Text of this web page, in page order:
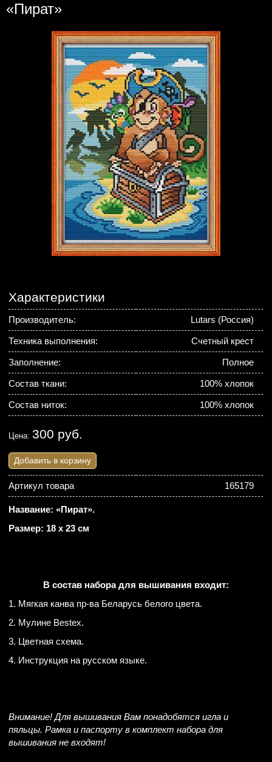
«Пират»
Характеристики
Производитель: Lutars (Россия)
Техника выполнения: Счетный крест
Заполнение: Полное
Состав ткани: 100% хлопок
Состав ниток: 100% хлопок
Цена:300 руб.
Добавить в корзину
Артикул товара 165179
Название: «Пират».
Размер: 18 х 23 см
В состав набора для вышивания входит:
1. Мягкая канва пр-ва Беларусь белого цвета.
2. Мулине Bestex.
3. Цветная схема.
4. Инструкция на русском языке.
Внимание! Для вышивания Вам понадобятся игла и
пяльцы. Рамка и паспорту в комплект набора для
вышивания не входят!